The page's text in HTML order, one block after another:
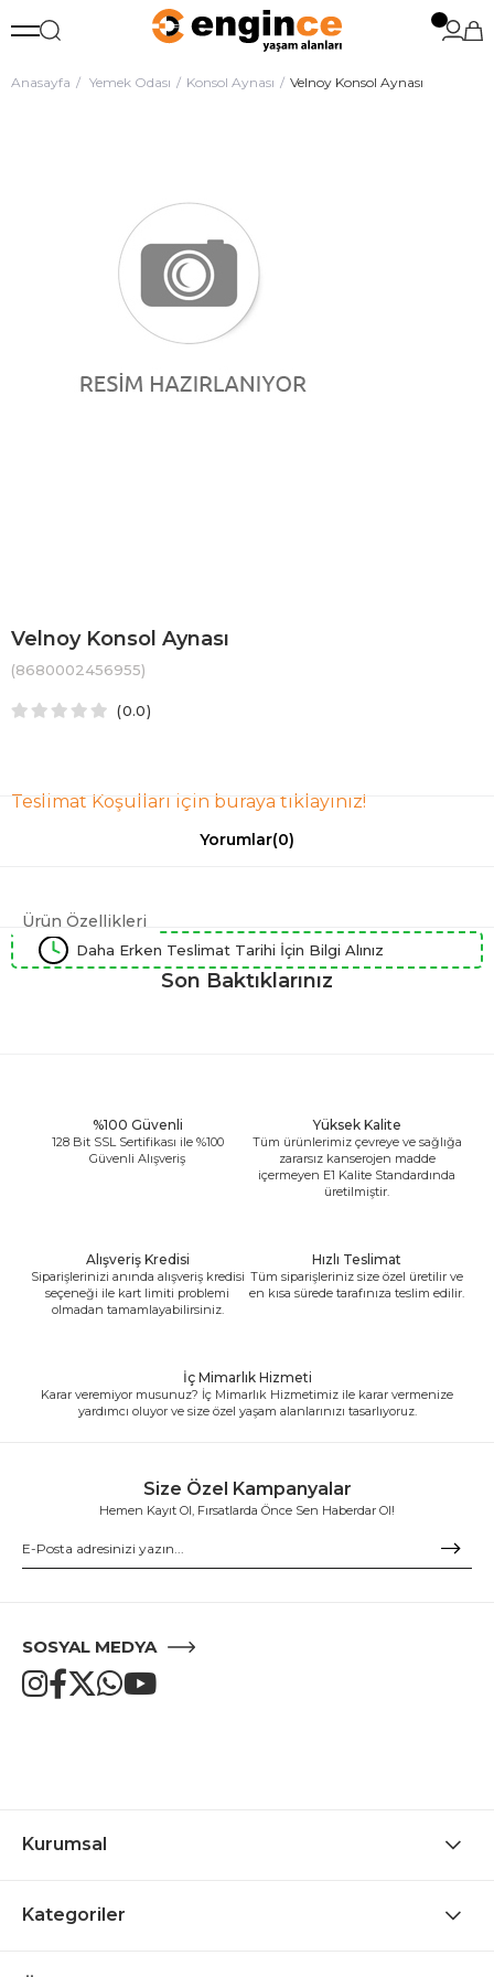
Anasayfa Yemek Odası Konsol Aynası Velnoy Konsol Aynası
Velnoy Konsol Aynası
(8680002456955)
0.0
Teslimat Koşulları için buraya tıklayınız!
Yorumlar(0)
Ürün Özellikleri
Daha Erken Teslimat Tarihi İçin Bilgi Alınız
Son Baktıklarınız
%100 Güvenli
128 Bit SSL Sertifikası ile %100
Güvenli Alışveriş
Yüksek Kalite
Tüm ürünlerimiz çevreye ve sağlığa
zararsız kanserojen madde
içermeyen E1 Kalite Standardında
üretilmiştir.
Alışveriş Kredisi
Siparişlerinizi anında alışveriş kredisi
seçeneği ile kart limiti problemi
olmadan tamamlayabilirsiniz.
Hızlı Teslimat
Tüm siparişleriniz size özel üretilir ve
en kısa sürede tarafınıza teslim edilir.
İç Mimarlık Hizmeti
Karar veremiyor musunuz? İç Mimarlık Hizmetimiz ile karar vermenize
yardımcı oluyor ve size özel yaşam alanlarınızı tasarlıyoruz.
Size Özel Kampanyalar
Hemen Kayıt Ol, Fırsatlarda Önce Sen Haberdar Ol!
SOSYAL MEDYA
Kurumsal
Kategoriler